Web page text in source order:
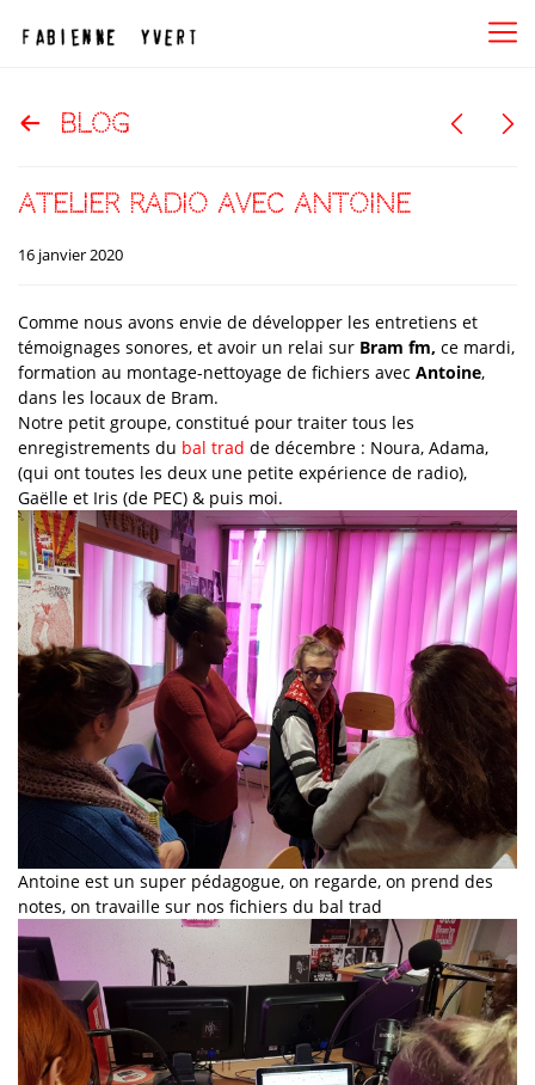
blog
atelier radio avec Antoine
16 janvier 2020
Comme nous avons envie de développer les entretiens et
témoignages sonores, et avoir un relai sur Bram fm, ce mardi,
formation au montage-nettoyage de fichiers avec Antoine,
dans les locaux de Bram.
Notre petit groupe, constitué pour traiter tous les
enregistrements du bal trad de décembre : Noura, Adama,
(qui ont toutes les deux une petite expérience de radio),
Gaëlle et Iris (de PEC) & puis moi.
Antoine est un super pédagogue, on regarde, on prend des
notes, on travaille sur nos fichiers du bal trad